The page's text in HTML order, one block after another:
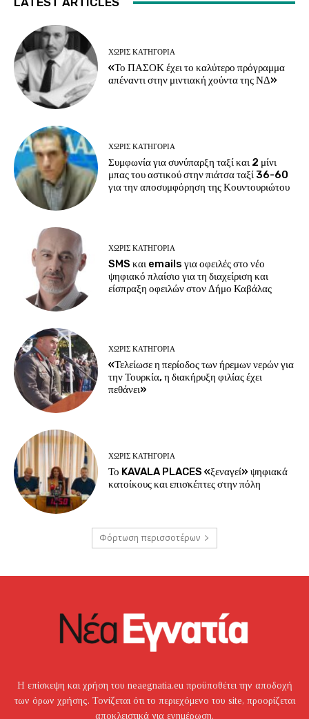
ΧΩΡΊΣ ΚΑΤΗΓΟΡΊΑ
«Το ΠΑΣΟΚ έχει το καλύτερο πρόγραμμα
απέναντι στην μιντιακή χούντα της ΝΔ»
ΧΩΡΊΣ ΚΑΤΗΓΟΡΊΑ
Συμφωνία για συνύπαρξη ταξί και 2 μίνι
μπας του αστικού στην πιάτσα ταξί 36-60
για την αποσυμφόρηση της Κουντουριώτου
ΧΩΡΊΣ ΚΑΤΗΓΟΡΊΑ
SMS και emails για οφειλές στο νέο
ψηφιακό πλαίσιο για τη διαχείριση και
είσπραξη οφειλών στον Δήμο Καβάλας
ΧΩΡΊΣ ΚΑΤΗΓΟΡΊΑ
«Τελείωσε η περίοδος των ήρεμων νερών για
την Τουρκία, η διακήρυξη φιλίας έχει
πεθάνει»
ΧΩΡΊΣ ΚΑΤΗΓΟΡΊΑ
Το KAVALA PLACES «ξεναγεί» ψηφιακά
κατοίκους και επισκέπτες στην πόλη
Φόρτωση περισσοτέρων
Η επίσκεψη και χρήση του neaegnatia.eu προϋποθέτει την αποδοχή
των όρων χρήσης. Τονίζεται ότι το περιεχόμενο του site, προορίζεται
αποκλειστικά για ενημέρωση.